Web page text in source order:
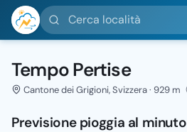
Cerca località
Tempo Pertise
Cantone dei Grigioni, Svizzera · 929 m
Previsione pioggia al minuto